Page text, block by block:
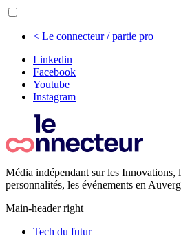
< Le connecteur / partie pro
Linkedin
Facebook
Youtube
Instagram
Média indépendant sur les Innovations,
personnalités, les événements en
Main-header right
Tech du futur